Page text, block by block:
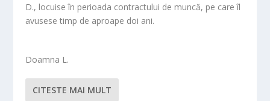
D., locuise în perioada contractului de muncă, pe care îl
avusese timp de aproape doi ani.
Doamna L.
CITESTE MAI MULT